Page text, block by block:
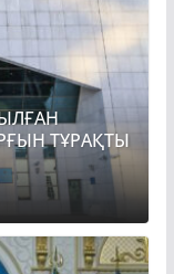
ТҰРАҚТЫ